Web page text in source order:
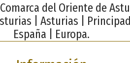
del Oriente de
| Asturias |
España | Europa.